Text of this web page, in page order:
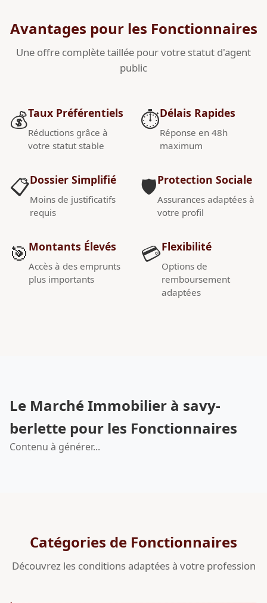
Avantages pour les Fonctionnaires
Une offre complète taillée pour votre statut d'agent
public
💰Taux Préférentiels
Réductions grâce à
votre statut stable
📋Dossier Simplifié
Moins de justificatifs
requis
🎯 Montants Élevés
Accès à des emprunts
plus importants
⏱️Délais Rapides
Réponse en 48h
maximum
🛡️Protection Sociale
Assurances adaptées à
votre profil
💳Flexibilité
Options de
remboursement
adaptées
Le Marché Immobilier à savy-
berlette pour les Fonctionnaires
Contenu à générer...
Catégories de Fonctionnaires
Découvrez les conditions adaptées à votre profession